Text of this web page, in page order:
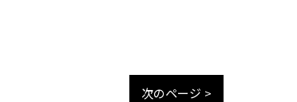
次のページ >